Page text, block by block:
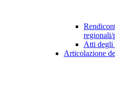
Atti degli
Articolazione